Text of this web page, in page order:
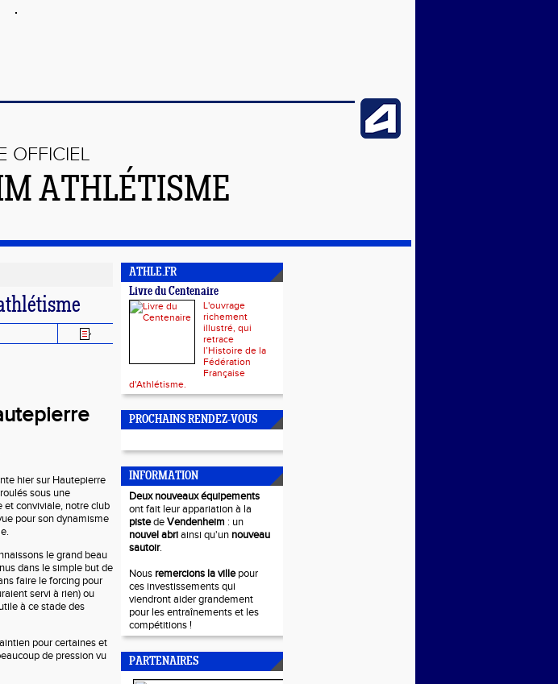
OFFICIEL
ATHLÉTISME
hier sur Hautepierre
sous une
et conviviale, notre club
pour son dynamisme
le grand beau
dans le simple but de
faire le forcing pour
servi à rien) ou
à ce stade des
pour certaines et
de pression vu
ATHLE.FR
Livre du Centenaire
L'ouvrage
richement
illustré, qui
retrace
l’Histoire de la
Fédération
Française
d'Athlétisme.
PROCHAINS RENDEZ-VOUS
INFORMATION
Deux nouveaux équipements
ont fait leur appariation à la
pistedeVendenheim : un
nouvel abriainsi qu'un nouveau
sautoir.
Nous remercions la villepour
ces investissements qui
viendront aider grandement
pour les entraînements et les
compétitions !
PARTENAIRES